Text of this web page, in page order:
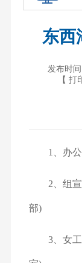
东西
发布时间
【 打
1、 办
2、 组
部)
3、 女